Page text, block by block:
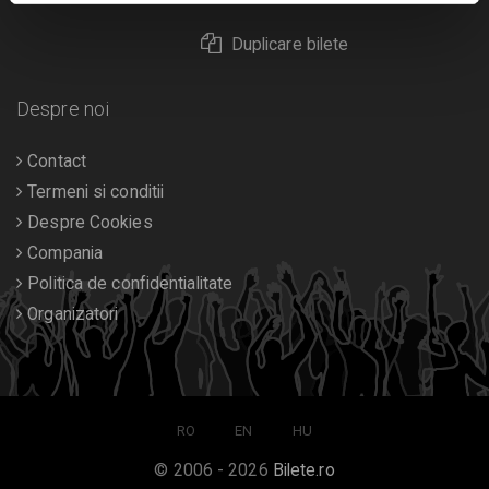
Duplicare bilete
Despre noi
Contact
Termeni si conditii
Despre Cookies
Compania
Politica de confidentialitate
Organizatori
RO EN HU
© 2006 - 2026 Bilete.ro